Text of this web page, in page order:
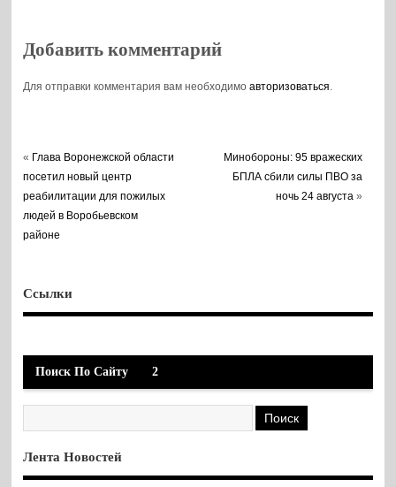
Добавить комментарий
Для отправки комментария вам необходимоавторизоваться
« Глава Воронежской области
посетил новый центр
реабилитации для пожилых
людей в Воробьевском
районе
Минобороны: 95 вражеских
БПЛА сбили силы ПВО за
ночь 24 августа »
Ссылки
Поиск По Сайту 2
Лента Новостей